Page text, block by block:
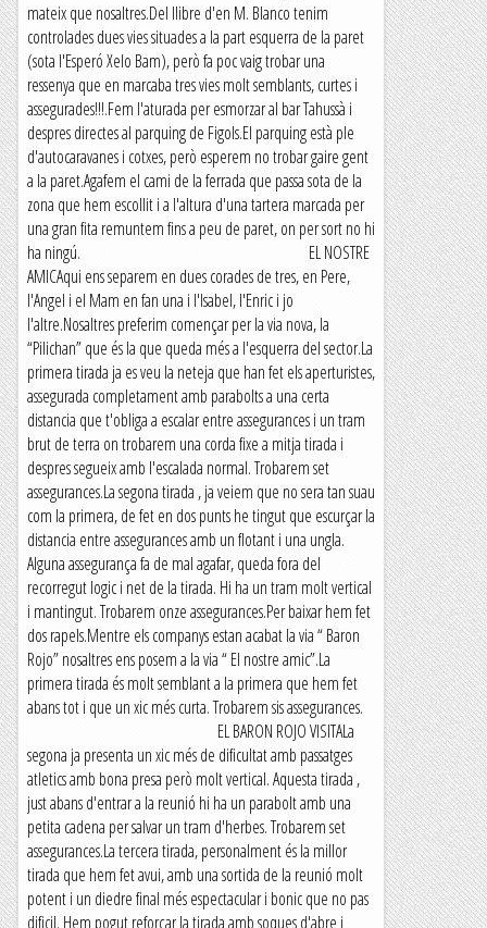
mateix que nosaltres.Del llibre d'en M. Blanco tenim
controlades dues vies situades a la part esquerra de la paret
(sota l'Esperó Xelo Bam), però fa poc vaig trobar una
ressenya que en marcaba tres vies molt semblants, curtes i
assegurades!!!.Fem l'aturada per esmorzar al bar Tahussà i
despres directes al parquing de Figols.El parquing està ple
d'autocaravanes i cotxes, però esperem no trobar gaire gent
a la paret.Agafem el cami de la ferrada que passa sota de la
zona que hem escollit i a l'altura d'una tartera marcada per
una gran fita remuntem fins a peu de paret, on per sort no hi
ha ningú. EL NOSTRE
AMICAqui ens separem en dues corades de tres, en Pere,
l'Angel i el Mam en fan una i l'Isabel, l'Enric i jo
l'altre.Nosaltres preferim començar per la via nova, la
“Pilichan” que és la que queda més a l'esquerra del sector.La
primera tirada ja es veu la neteja que han fet els aperturistes,
assegurada completament amb parabolts a una certa
distancia que t'obliga a escalar entre assegurances i un tram
brut de terra on trobarem una corda fixe a mitja tirada i
despres segueix amb l'escalada normal. Trobarem set
assegurances.La segona tirada , ja veiem que no sera tan suau
com la primera, de fet en dos punts he tingut que escurçar la
distancia entre assegurances amb un flotant i una ungla.
Alguna assegurança fa de mal agafar, queda fora del
recorregut logic i net de la tirada. Hi ha un tram molt vertical
i mantingut. Trobarem onze assegurances.Per baixar hem fet
dos rapels.Mentre els companys estan acabat la via “ Baron
Rojo” nosaltres ens posem a la via “ El nostre amic”.La
primera tirada és molt semblant a la primera que hem fet
abans tot i que un xic més curta. Trobarem sis assegurances.
EL BARON ROJO VISITALa
segona ja presenta un xic més de dificultat amb passatges
atletics amb bona presa però molt vertical. Aquesta tirada ,
just abans d'entrar a la reunió hi ha un parabolt amb una
petita cadena per salvar un tram d'herbes. Trobarem set
assegurances.La tercera tirada, personalment és la millor
tirada que hem fet avui, amb una sortida de la reunió molt
potent i un diedre final més espectacular i bonic que no pas
dificil. Hem pogut reforçar la tirada amb soques d'abre i